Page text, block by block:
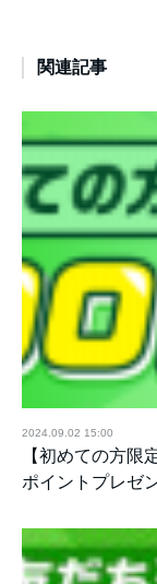
関連記事
2024.09.02 15:00
【初めての方限
ポイントプレゼ